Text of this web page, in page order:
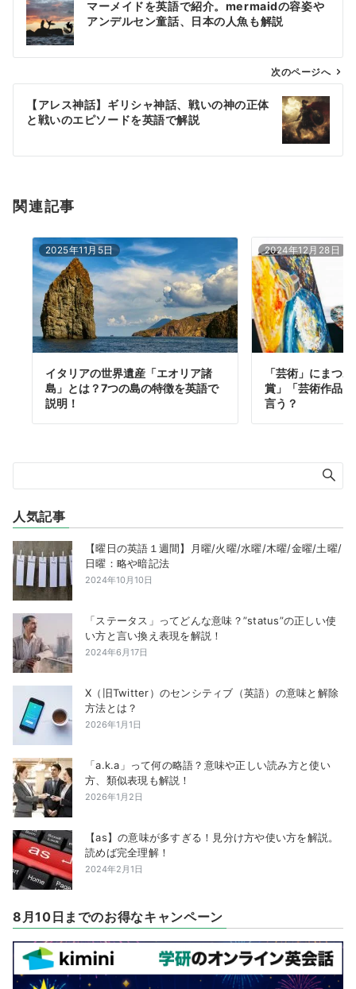
ビ
ン
マーメイドを英語で紹介。mermaidの容姿や
アンデルセン童話、日本の人魚も解説
次のページへ
【アレス神話】ギリシャ神話、戦いの神の正体
と戦いのエピソードを英語で解説
関連記事
2025年11月5日
イタリアの世界遺産「エオリア諸
島」とは？7つの島の特徴を英語で
説明！
2024年12月28日
「芸術」にまつ
賞」「芸術作品
言う？
人気記事
【曜日の英語１週間】月曜/火曜/水曜/木曜/金曜/土曜/
日曜：略や暗記法
2024年10月10日
「ステータス」ってどんな意味？”status”の正しい使
い方と言い換え表現を解説！
2024年6月17日
X（旧Twitter）のセンシティブ（英語）の意味と解除
方法とは？
2026年1月1日
「a.k.a」って何の略語？意味や正しい読み方と使い
方、類似表現も解説！
2026年1月2日
【as】の意味が多すぎる！見分け方や使い方を解説。
読めば完全理解！
2024年2月1日
8月10日までのお得なキャンペーン